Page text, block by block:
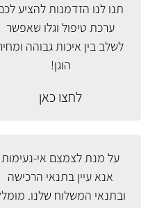
תנו לנו הזדמנות להציע
ערכת טיפול וגלו שאפשר
לשלב בין איכות גבוהה
הוגן!
לחצו כאן
על מנת לצמצם אי-נעימות
אנא עיין בתנאי הרכישה
ובתנאי המשלוח שלנו.